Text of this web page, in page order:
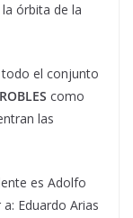
órbita de la
el conjunto
como
las
es Adolfo
Eduardo Arias